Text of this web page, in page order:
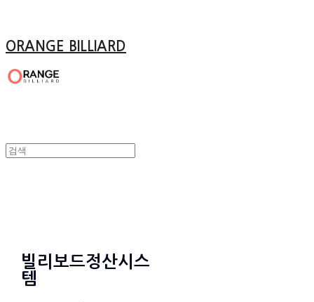
ORANGE BILLIARD
빌리보드정산시스
템